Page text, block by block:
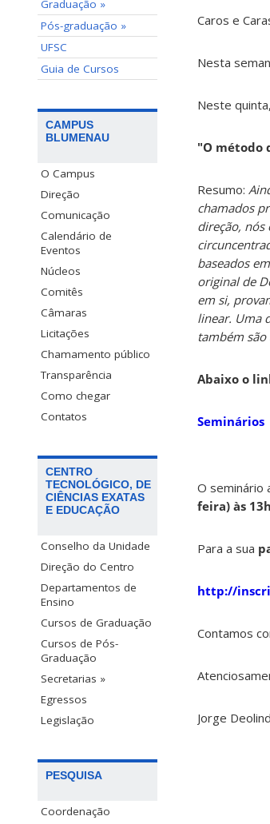
Graduação »
Pós-graduação »
UFSC
Guia de Cursos
CAMPUS
BLUMENAU
O Campus
Direção
Comunicação
Calendário de
Eventos
Núcleos
Comitês
Câmaras
Licitações
Chamamento público
Transparência
Como chegar
Contatos
CENTRO
TECNOLÓGICO, DE
CIÊNCIAS EXATAS
E EDUCAÇÃO
Conselho da Unidade
Direção do Centro
Departamentos de
Ensino
Cursos de Graduação
Cursos de Pós-
Graduação
Secretarias »
Egressos
Legislação
PESQUISA
Coordenação
Caros e
Nesta
Neste
"O método
Resumo:
chamados
direção, nós
baseados
original de
em si,
linear. Uma
também são
Abaixo o
Seminários
O seminário
feira) às
Para a sua
http://
Contamos
Jorge